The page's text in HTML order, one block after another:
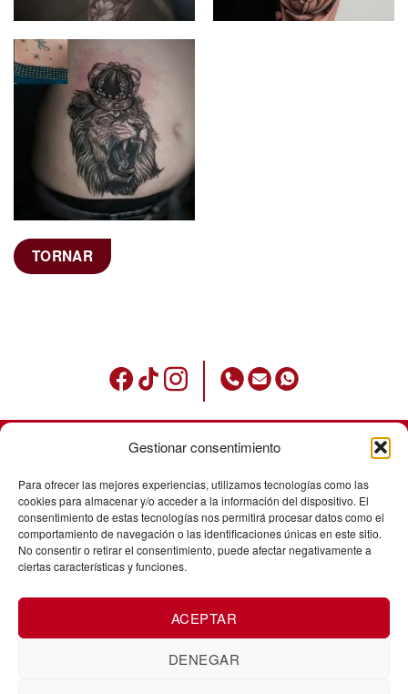
Gestionar consentimiento
Para ofrecer las mejores experiencias, utilizamos tecnologías como las
cookies para almacenar y/o acceder a la información del dispositivo. El
consentimiento de estas tecnologías nos permitirá procesar datos como el
comportamiento de navegación o las identificaciones únicas en este sitio.
No consentir o retirar el consentimiento, puede afectar negativamente a
ciertas características y funciones.
ACEPTAR
DENEGAR
TORNAR
Condicions d’ús
Política de privadesa
Avisos legals
Política de cookies
Cancel·laació de comandes
Canvis i devolucions